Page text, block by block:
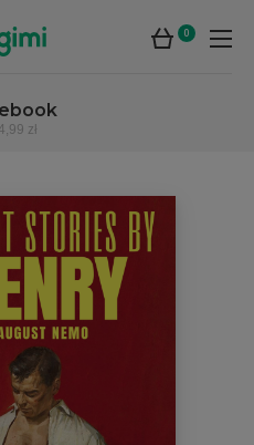
0
ebook
4,99 zł